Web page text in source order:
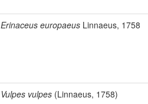
Erinaceus europaeus Linnaeus, 1758
Vulpes vulpes (Linnaeus, 1758)